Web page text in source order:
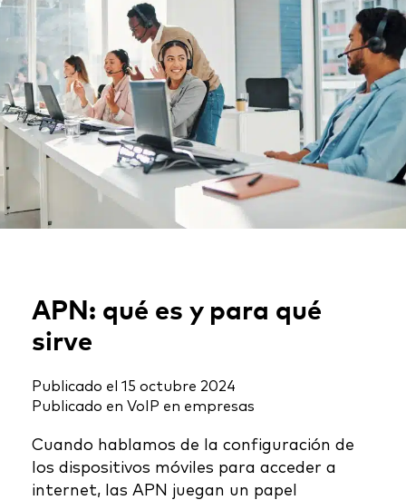
APN: qué es y para qué
sirve
Publicado el 15 octubre 2024
Publicado en VoIP en empresas
Cuando hablamos de la configuración de
los dispositivos móviles para acceder a
internet, las APN juegan un papel